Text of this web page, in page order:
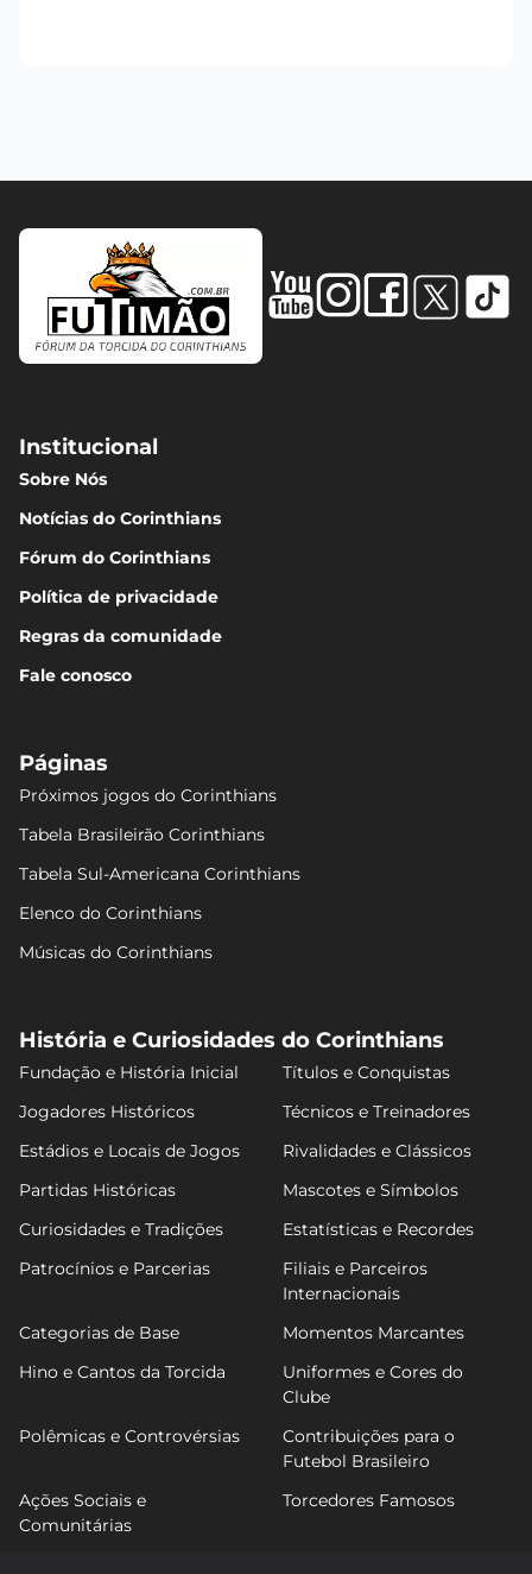
Institucional
Sobre Nós
Notícias do Corinthians
Fórum do Corinthians
Política de privacidade
Regras da comunidade
Fale conosco
Páginas
Próximos jogos do Corinthians
Tabela Brasileirão Corinthians
Tabela Sul-Americana Corinthians
Elenco do Corinthians
Músicas do Corinthians
História e Curiosidades do Corinthians
Fundação e História Inicial
Títulos e Conquistas
Jogadores Históricos
Técnicos e Treinadores
Estádios e Locais de Jogos
Rivalidades e Clássicos
Partidas Históricas
Mascotes e Símbolos
Curiosidades e Tradições
Estatísticas e Recordes
Patrocínios e Parcerias
Filiais e Parceiros
Internacionais
Categorias de Base
Momentos Marcantes
Hino e Cantos da Torcida
Uniformes e Cores do
Clube
Polêmicas e Controvérsias
Contribuições para o
Futebol Brasileiro
Ações Sociais e
Comunitárias
Torcedores Famosos